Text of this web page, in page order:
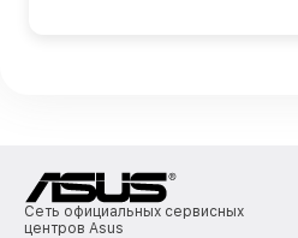
Сеть официальных сервисных
центров Asus